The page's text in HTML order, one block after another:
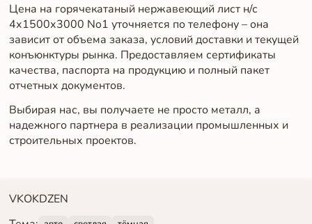
Цена на горячекатаный нержавеющий лист н/с
4х1500х3000 No1 уточняется по телефону – она
зависит от объема заказа, условий доставки и текущей
конъюнктуры рынка. Предоставляем сертификаты
качества, паспорта на продукцию и полный пакет
отчетных документов.
Выбирая нас, вы получаете не просто металл, а
надежного партнера в реализации промышленных и
строительных проектов.
VKOKDZEN